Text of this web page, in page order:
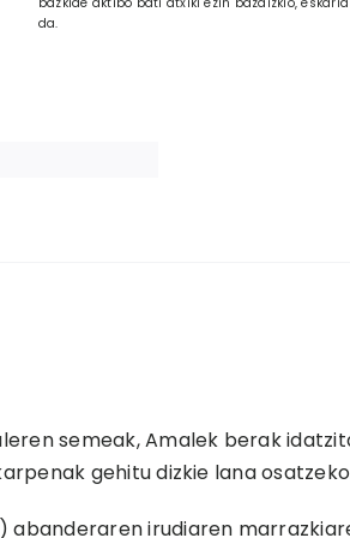
da.
semeak, Amalek berak
gehitu dizkie lana
abanderaren irudiaren